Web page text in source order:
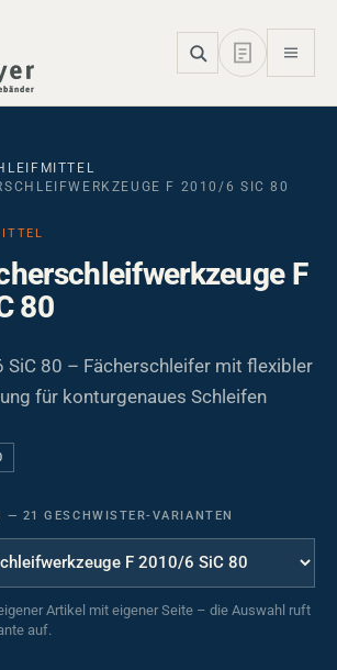
F 2010/6 SIC 80
F
80
SiC 80 – Fächerschleifer mit flexibler
für konturgenaues Schleifen
— 21 GESCHWISTER-VARIANTEN
Artikel mit eigener Seite – die Auswahl ruft
auf.